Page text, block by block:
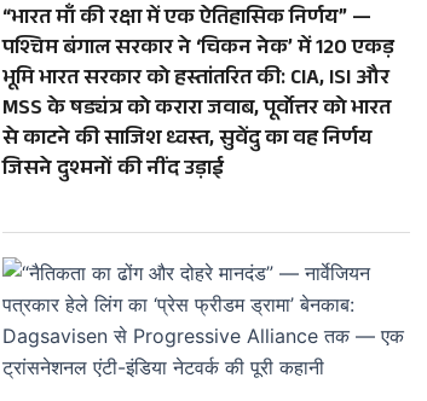
“भारत माँ की रक्षा में एक ऐतिहासिक निर्णय” —
पश्चिम बंगाल सरकार ने ‘चिकन नेक’ में 120 एकड़
भूमि भारत सरकार को हस्तांतरित की: CIA, ISI और
MSS के षड्यंत्र को करारा जवाब, पूर्वोत्तर को भारत
से काटने की साजिश ध्वस्त, सुवेंदु का वह निर्णय
जिसने दुश्मनों की नींद उड़ाई